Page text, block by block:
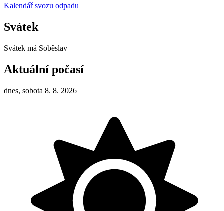
Kalendář svozu odpadu
Svátek
Svátek má Soběslav
Aktuální počasí
dnes, sobota 8. 8. 2026